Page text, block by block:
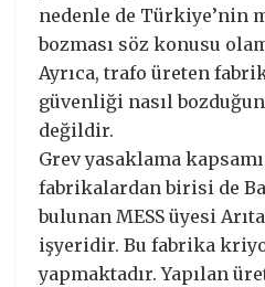
nedenle de Türkiye’nin
bozması söz konusu
Ayrıca, trafo üreten
güvenliği nasıl
değildir.
Grev yasaklama
fabrikalardan birisi de
bulunan MESS üyesi
işyeridir. Bu fabrika
yapmaktadır. Yapılan